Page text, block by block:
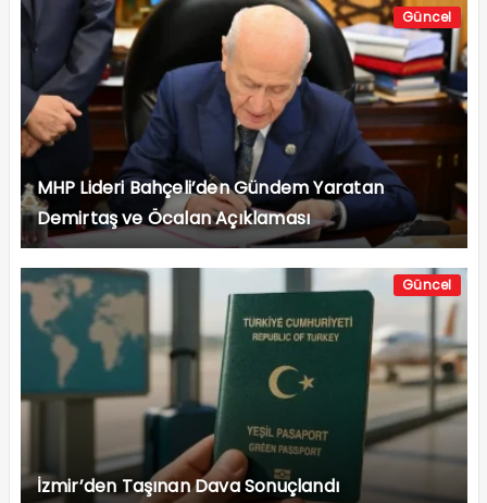
Güncel
MHP Lideri Bahçeli’den Gündem Yaratan
Demirtaş ve Öcalan Açıklaması
Güncel
İzmir’den Taşınan Dava Sonuçlandı